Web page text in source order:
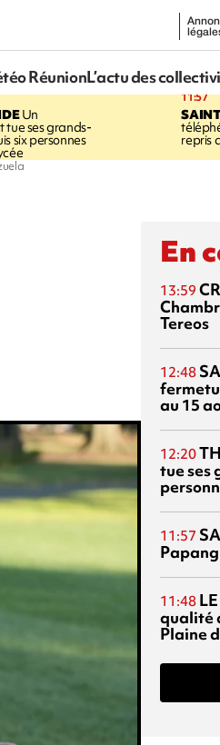
RéunionL’actu des
Un
tue ses grands-
six personnes
11:57
repris
En
13:59
Tereos
12:48
au 15
12:20
tue ses
11:57
11:48
qualité
Plaine